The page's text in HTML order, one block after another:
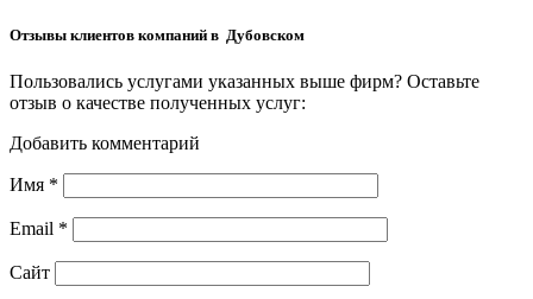
Отзывы клиентов компаний в Дубовском
Пользовались услугами указанных выше фирм? Оставьте
отзыв о качестве полученных услуг:
Добавить комментарий
Имя *
Email *
Сайт